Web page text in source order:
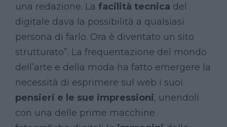
una redazione. La facilità tecnica del
digitale dava la possibilità a qualsiasi
persona di farlo. Ora è diventato un sito
strutturato”. La frequentazione del mondo
dell’arte e della moda ha fatto emergere la
necessità di esprimere sul web i suoi
pensieri e le sue impressioni, unendoli
con una delle prime macchine